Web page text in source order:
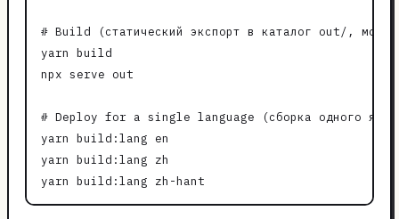
# Build (статический экспорт в каталог out/, можно
yarn build
npx serve out
# Deploy for a single language (сборка одного
yarn build:lang en
yarn build:lang zh